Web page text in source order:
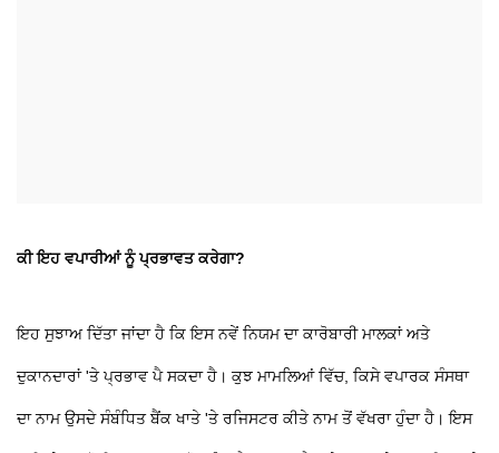
ਕੀ ਇਹ ਵਪਾਰੀਆਂ ਨੂੰ ਪ੍ਰਭਾਵਤ ਕਰੇਗਾ?
ਇਹ ਸੁਝਾਅ ਦਿੱਤਾ ਜਾਂਦਾ ਹੈ ਕਿ ਇਸ ਨਵੇਂ ਨਿਯਮ ਦਾ ਕਾਰੋਬਾਰੀ ਮਾਲਕਾਂ ਅਤੇ
ਦੁਕਾਨਦਾਰਾਂ 'ਤੇ ਪ੍ਰਭਾਵ ਪੈ ਸਕਦਾ ਹੈ। ਕੁਝ ਮਾਮਲਿਆਂ ਵਿੱਚ, ਕਿਸੇ ਵਪਾਰਕ ਸੰਸਥਾ
ਦਾ ਨਾਮ ਉਸਦੇ ਸੰਬੰਧਿਤ ਬੈਂਕ ਖਾਤੇ 'ਤੇ ਰਜਿਸਟਰ ਕੀਤੇ ਨਾਮ ਤੋਂ ਵੱਖਰਾ ਹੁੰਦਾ ਹੈ। ਇਸ